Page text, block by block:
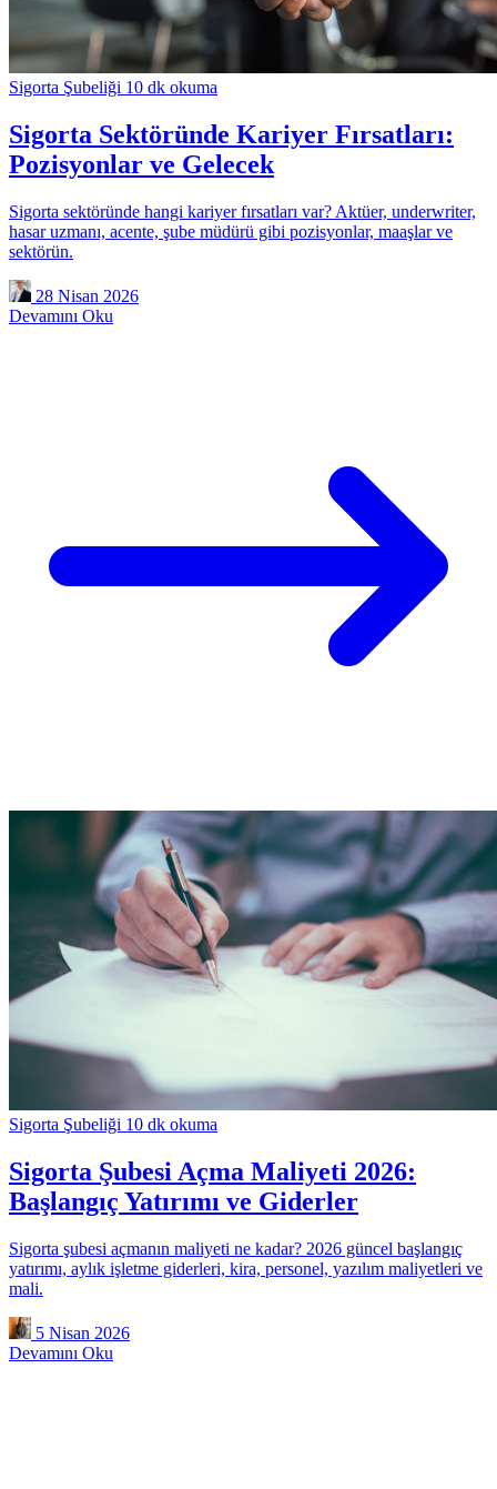
Sigorta Şubeliği 10 dk okuma
Sigorta Sektöründe Kariyer Fırsatları:
Pozisyonlar ve Gelecek
Sigorta sektöründe hangi kariyer fırsatları var? Aktüer, underwriter,
hasar uzmanı, acente, şube müdürü gibi pozisyonlar, maaşlar ve
sektörün.
28 Nisan 2026
Devamını Oku
Sigorta Şubeliği 10 dk okuma
Sigorta Şubesi Açma Maliyeti 2026:
Başlangıç Yatırımı ve Giderler
Sigorta şubesi açmanın maliyeti ne kadar? 2026 güncel başlangıç
yatırımı, aylık işletme giderleri, kira, personel, yazılım maliyetleri ve
mali.
5 Nisan 2026
Devamını Oku